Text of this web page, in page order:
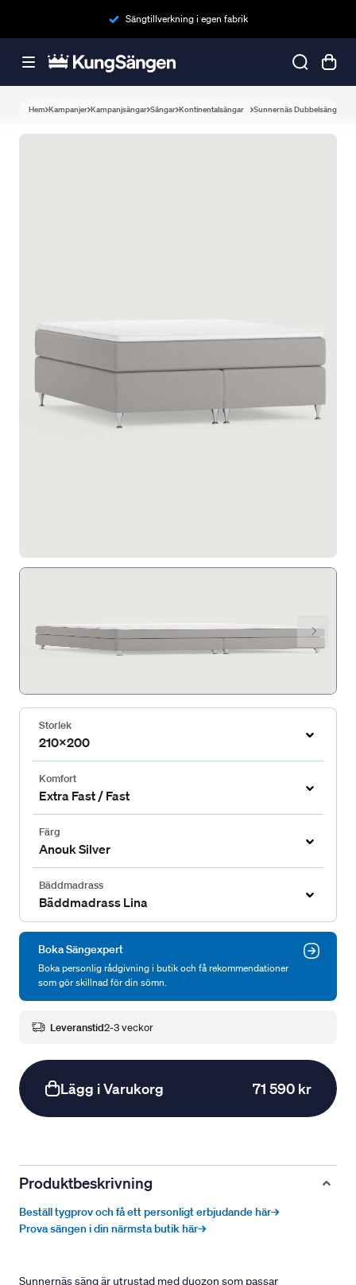
Sängtillverkning i egen fabrik
Hem Kampanjer Kampanjsängar Sängar Kontinentalsängar Sunnernäs Dubbelsäng
Storlek
210x200
Komfort
Extra Fast / Fast
Färg
Anouk Silver
Bäddmadrass
Bäddmadrass Lina
Boka Sängexpert
Boka personlig rådgivning i butik och få rekommendationer
som gör skillnad för din sömn.
Leveranstid2-3 veckor
Lägg i Varukorg 71 590 kr
Produktbeskrivning
Beställ tygprov och få ett personligt erbjudande här→
Prova sängen i din närmsta butik här→
Sunnernäs säng är utrustad med duozon som passar